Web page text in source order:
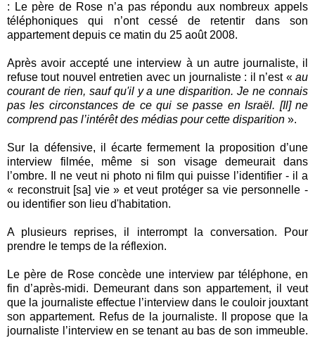
: Le père de Rose n’a pas répondu aux nombreux appels
téléphoniques qui n’ont cessé de retentir dans son
appartement depuis ce matin du 25 août 2008.
Après avoir accepté une interview à un autre journaliste, il
refuse tout nouvel entretien avec un journaliste : il n’est « au
courant de rien, sauf qu'il y a une disparition. Je ne connais
pas les circonstances de ce qui se passe en Israël. [Il] ne
comprend pas l’intérêt des médias pour cette disparition ».
Sur la défensive, il écarte fermement la proposition d’une
interview filmée, même si son visage demeurait dans
l’ombre. Il ne veut ni photo ni film qui puisse l’identifier - il a
« reconstruit [sa] vie » et veut protéger sa vie personnelle -
ou identifier son lieu d'habitation.
A plusieurs reprises, il interrompt la conversation. Pour
prendre le temps de la réflexion.
Le père de Rose concède une interview par téléphone, en
fin d’après-midi. Demeurant dans son appartement, il veut
que la journaliste effectue l’interview dans le couloir jouxtant
son appartement. Refus de la journaliste. Il propose que la
journaliste l’interview en se tenant au bas de son immeuble.